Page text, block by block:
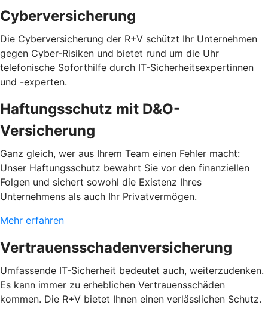
Cyberversicherung
Die Cyberversicherung der R+V schützt Ihr Unternehmen
gegen Cyber-Risiken und bietet rund um die Uhr
telefonische Soforthilfe durch IT-Sicherheitsexpertinnen
und -experten.
Haftungsschutz mit D&O-
Versicherung
Ganz gleich, wer aus Ihrem Team einen Fehler macht:
Unser Haftungsschutz bewahrt Sie vor den finanziellen
Folgen und sichert sowohl die Existenz Ihres
Unternehmens als auch Ihr Privatvermögen.
Mehr erfahren
Vertrauensschadenversicherung
Umfassende IT-Sicherheit bedeutet auch, weiterzudenken.
Es kann immer zu erheblichen Vertrauensschäden
kommen. Die R+V bietet Ihnen einen verlässlichen Schutz.